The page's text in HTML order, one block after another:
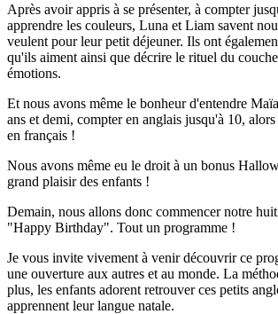
Après avoir appris à se présenter, à compter
apprendre les couleurs, Luna et Liam savent
veulent pour leur petit déjeuner. Ils ont
qu'ils aiment ainsi que décrire le rituel du
émotions.
Et nous avons même le bonheur d'entendre
ans et demi, compter en anglais jusqu'à 10,
en français !
Nous avons même eu le droit à un bonus
grand plaisir des enfants !
Demain, nous allons donc commencer notre
"Happy Birthday". Tout un programme !
Je vous invite vivement à venir découvrir ce
une ouverture aux autres et au monde. La
plus, les enfants adorent retrouver ces petits
apprennent leur langue natale.